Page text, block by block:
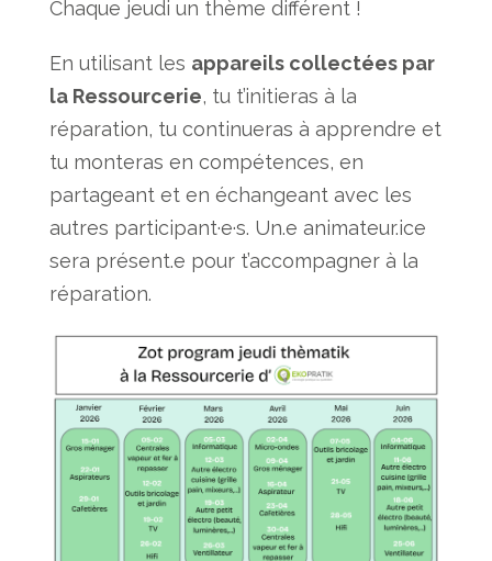
Chaque jeudi un thème différent !
En utilisant les appareils collectées par
la Ressourcerie, tu t’initieras à la
réparation, tu continueras à apprendre et
tu monteras en compétences, en
partageant et en échangeant avec les
autres participant·e·s. Un.e animateur.ice
sera présent.e pour t’accompagner à la
réparation.